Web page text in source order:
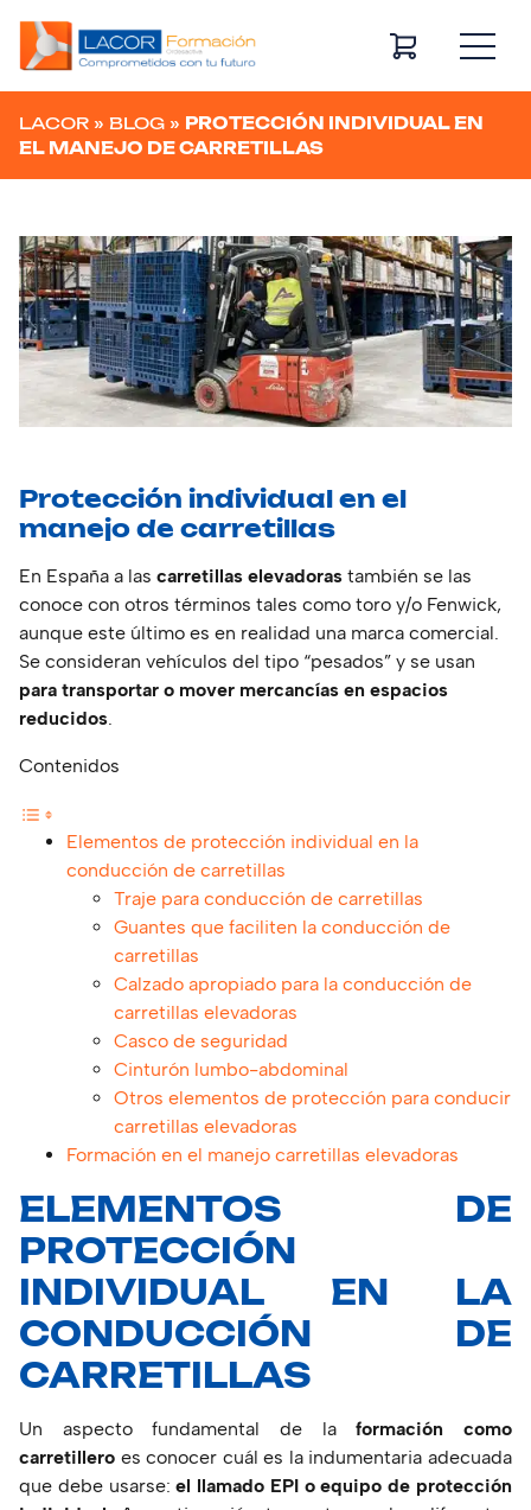
Navegación principal
LACOR » BLOG » PROTECCIÓN INDIVIDUAL EN
EL MANEJO DE CARRETILLAS
Protección individual en el
manejo de carretillas
En España a las carretillas elevadoras también se las
conoce con otros términos tales como toro y/o Fenwick,
aunque este último es en realidad una marca comercial.
Se consideran vehículos del tipo “pesados” y se usan
para transportar o mover mercancías en espacios
reducidos.
Contenidos
Elementos de protección individual en la
conducción de carretillas
Traje para conducción de carretillas
Guantes que faciliten la conducción de
carretillas
Calzado apropiado para la conducción de
carretillas elevadoras
Casco de seguridad
Cinturón lumbo-abdominal
Otros elementos de protección para conducir
carretillas elevadoras
Formación en el manejo carretillas elevadoras
ELEMENTOS DE
PROTECCIÓN
INDIVIDUAL EN LA
CONDUCCIÓN DE
CARRETILLAS
Un aspecto fundamental de laformación como
carretillero es conocer cuál es la indumentaria adecuada
que debe usarse: el llamado EPI o equipo de protección